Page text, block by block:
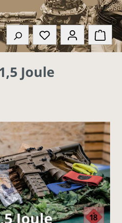
Du hast 0
Joule